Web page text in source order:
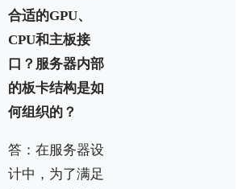
合适的GPU、
CPU和主板接
口？服务器内部
的板卡结构是如
何组织的？
答：在服务器设
计中，为了满足